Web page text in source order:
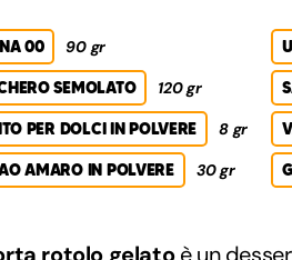
00 90 gr
SEMOLATO 120 gr
PER DOLCI IN POLVERE 8 gr
AMARO IN POLVERE 30 gr
rotolo gelatoè un